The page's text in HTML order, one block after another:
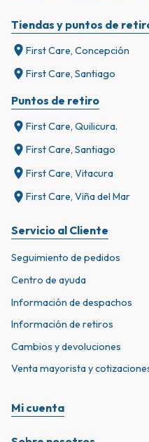
Tiendas y puntos de
First Care, Concepción
First Care, Santiago
Puntos de retiro
First Care, Quilicura.
First Care, Santiago
First Care, Vitacura
First Care, Viña del Mar
Servicio al Cliente
Seguimiento de pedidos
Centro de ayuda
Información de despachos
Información de retiros
Cambios y devoluciones
Venta mayorista y
Mi cuenta